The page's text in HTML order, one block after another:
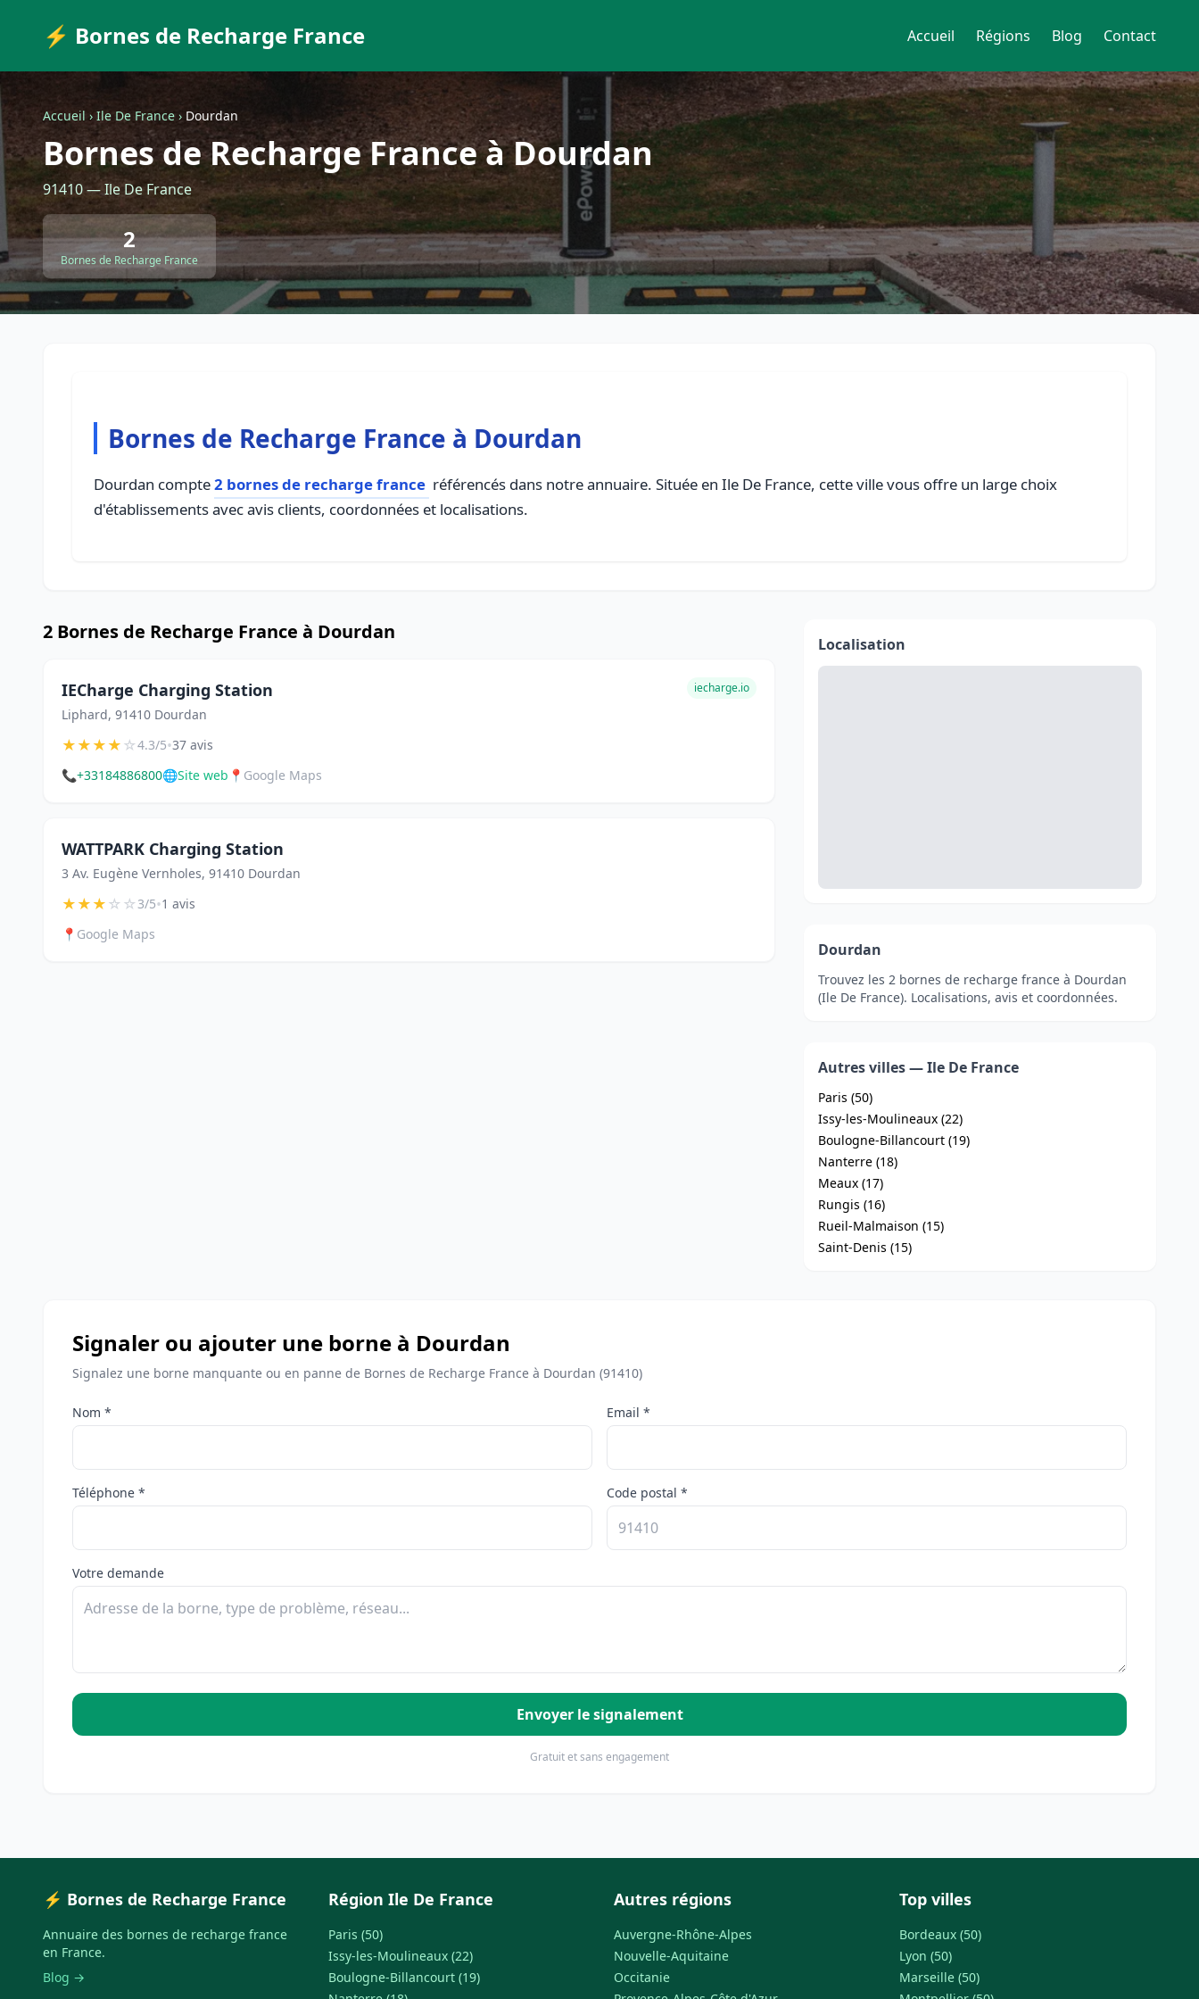
⚡ Bornes de Recharge France Accueil Régions Blog Contact
Accueil › Ile De France › Dourdan
Bornes de Recharge France à Dourdan
91410 — Ile De France
2
Bornes de Recharge France
Bornes de Recharge France à Dourdan
Dourdan compte2 bornes de recharge france référencés dans notre annuaire. Située en Ile De France, cette ville vous offre un large choix
d'établissements avec avis clients, coordonnées et localisations.
2 Bornes de Recharge France à Dourdan
IECharge Charging Station
Liphard, 91410 Dourdan
iecharge.io
★★★★☆4.3/5•37 avis
📞+33184886800🌐Site web 📍 Google Maps
WATTPARK Charging Station
3 Av. Eugène Vernholes, 91410 Dourdan
★★★☆☆3/5•1 avis
📍 Google Maps
Localisation
Dourdan
Trouvez les 2 bornes de recharge france à Dourdan
(Ile De France). Localisations, avis et coordonnées.
Autres villes — Ile De France
Paris (50)
Issy-les-Moulineaux (22)
Boulogne-Billancourt (19)
Nanterre (18)
Meaux (17)
Rungis (16)
Rueil-Malmaison (15)
Saint-Denis (15)
Signaler ou ajouter une borne à Dourdan
Signalez une borne manquante ou en panne de Bornes de Recharge France à Dourdan (91410)
Nom * Email *
Téléphone * Code postal *
Votre demande
Envoyer le signalement
Gratuit et sans engagement
⚡ Bornes de Recharge France
Annuaire des bornes de recharge france
en France.
Blog →
Région Ile De France
Paris (50)
Issy-les-Moulineaux (22)
Boulogne-Billancourt (19)
Autres régions
Auvergne-Rhône-Alpes
Nouvelle-Aquitaine
Occitanie
Top villes
Bordeaux (50)
Lyon (50)
Marseille (50)